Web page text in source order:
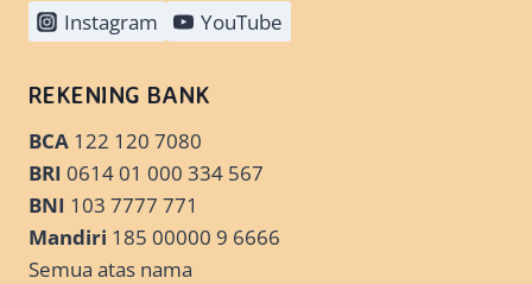
Instagram YouTube
REKENING BANK
BCA 122 120 7080
BRI 0614 01 000 334 567
BNI 103 7777 771
Mandiri 185 00000 9 6666
Semua atas nama